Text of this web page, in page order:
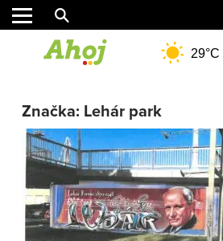
REGIÓN
ŠPORT
KULTÚRA
FOTKY
VIDEO
MIX
29°C
Značka: Lehár park